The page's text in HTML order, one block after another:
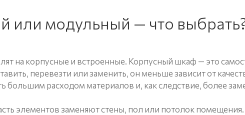
или модульный — что
на корпусные и встроенные. Корпусный шкаф — это
перевезти или заменить, он меньше зависит от
большим расходом материалов и, как следствие, более
элементов заменяют стены, пол или потолок